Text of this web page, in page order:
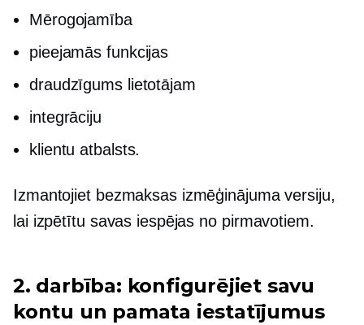
Mērogojamība
pieejamās funkcijas
draudzīgums lietotājam
integrāciju
klientu atbalsts.
Izmantojiet bezmaksas izmēģinājuma versiju,
lai izpētītu savas iespējas no pirmavotiem.
2. darbība: konfigurējiet savu
kontu un pamata iestatījumus